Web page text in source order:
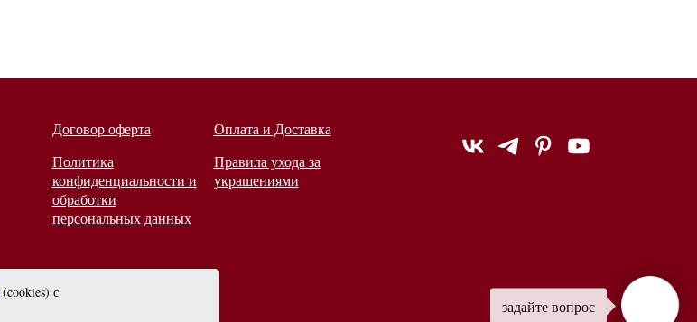
задайте вопрос
(cookies) с
Договор оферта
Политика
конфиденциальности и
обработки
персональных данных
Оплата и Доставка
Правила ухода за
украшениями